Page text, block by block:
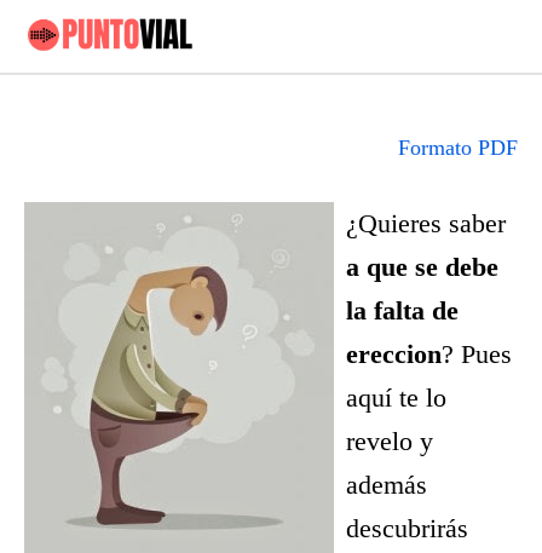
Formato PDF
¿Quieres saber
a que se debe
la falta de
ereccion? Pues
aquí te lo
revelo y
además
descubrirás